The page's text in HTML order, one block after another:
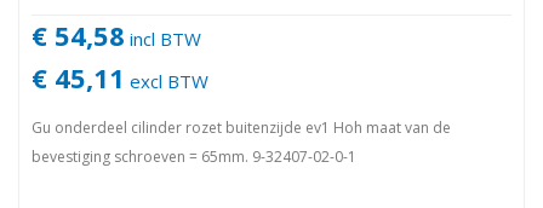
€ 54,58 incl BTW
€ 45,11 excl BTW
Gu onderdeel cilinder rozet buitenzijde ev1 Hoh maat van de
bevestiging schroeven = 65mm. 9-32407-02-0-1